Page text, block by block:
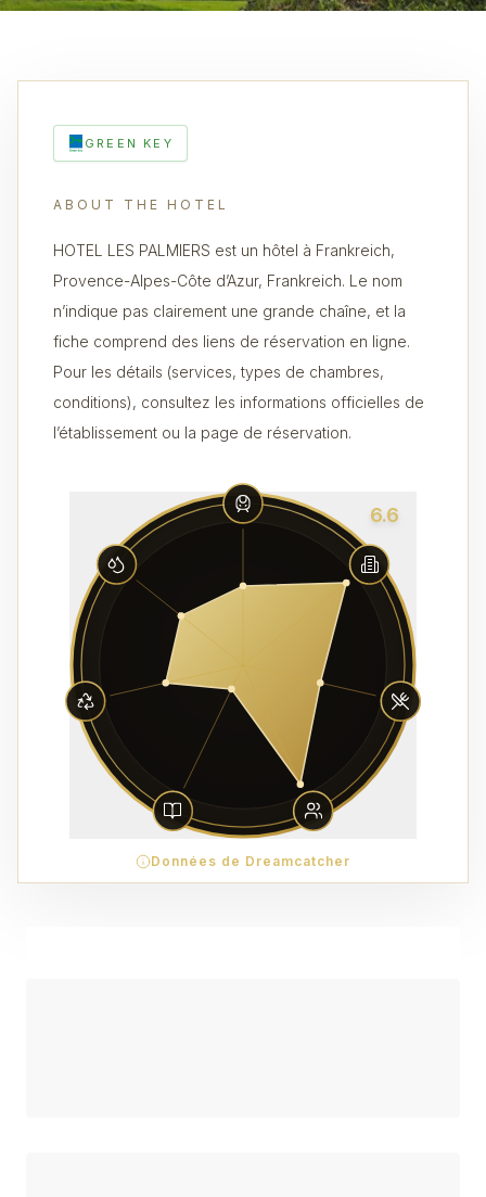
GREEN KEY
ABOUT THE HOTEL
HOTEL LES PALMIERS est un hôtel à Frankreich,
Provence-Alpes-Côte d’Azur, Frankreich. Le nom
n’indique pas clairement une grande chaîne, et la
fiche comprend des liens de réservation en ligne.
Pour les détails (services, types de chambres,
conditions), consultez les informations officielles de
l’établissement ou la page de réservation.
6.6
Données de Dreamcatcher